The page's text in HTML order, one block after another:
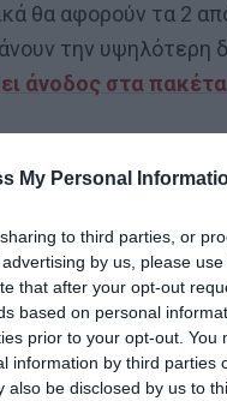
My Personal
to third parties, or
by us, please
that after your opt-out
based on personal
prior to your opt-out. You
information by third parties
also be disclosed by us to
θα αφορούν τα 2
την υψηλότερη
άνοδος στα
αυτό
4 χρήστες και σε
προστασίας για να